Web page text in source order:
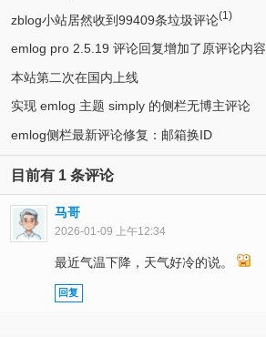
zblog小站居然收到99409条垃圾评论(1)
emlog pro 2.5.19 评论回复增加了原评论内容
本站第二次在国内上线
实现 emlog 主题 simply 的侧栏无博主评论
emlog侧栏最新评论修复：邮箱换ID
目前有 1 条评论
马哥
2026-01-09 上午12:34
最近气温下降，天气好冷的说。
回复